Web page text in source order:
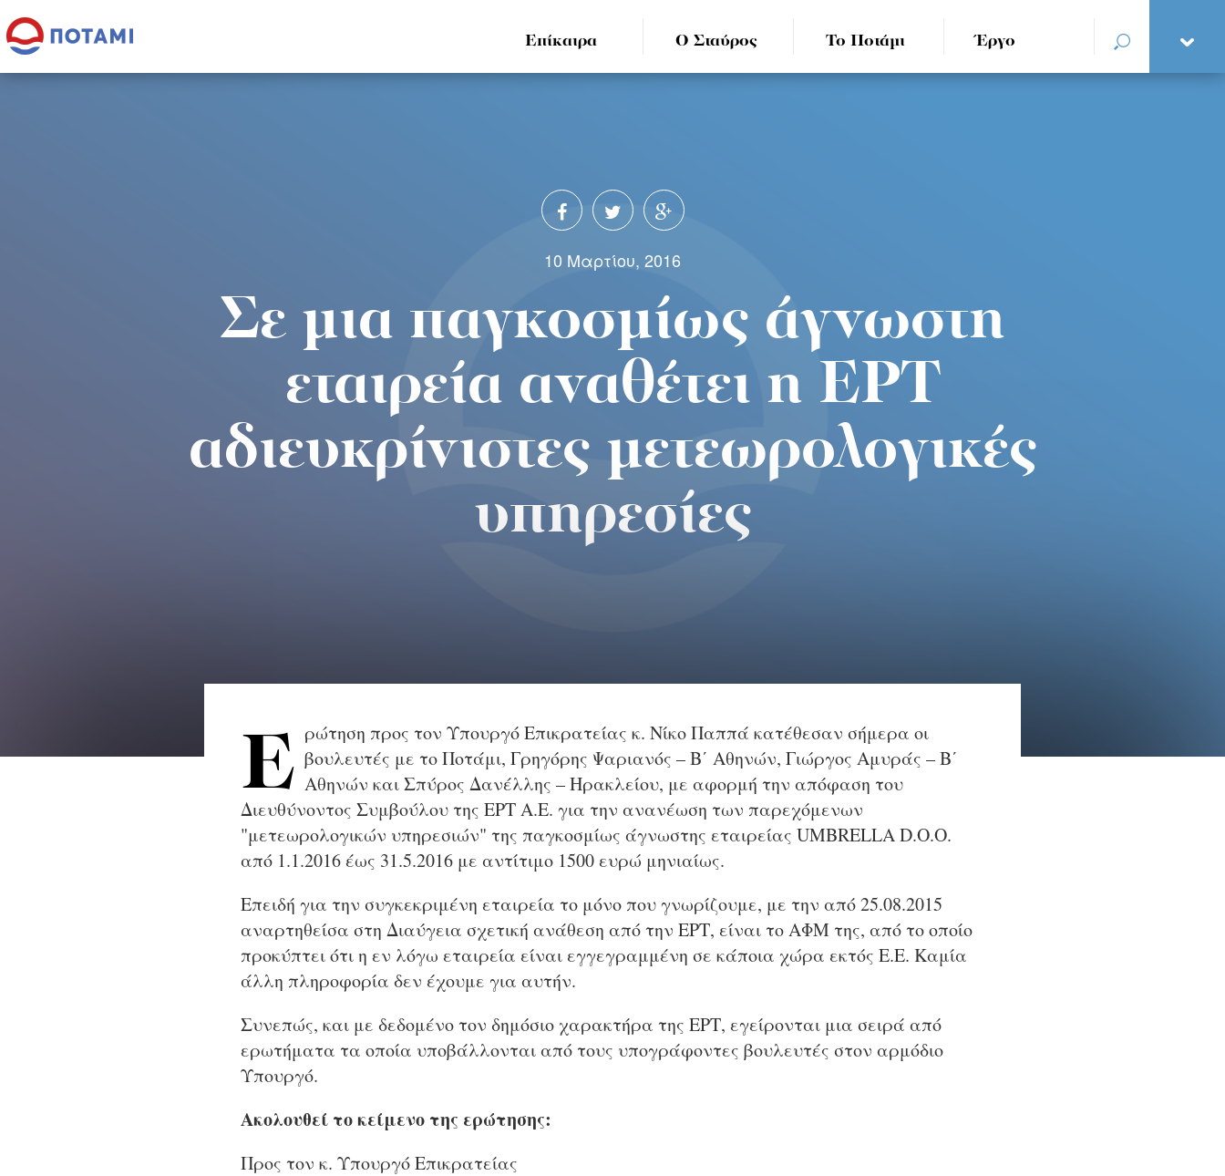
Επίκαιρα Ο Σταύρος Το Ποτάμι Έργο
10 Μαρτίου, 2016
Σε μια παγκοσμίως άγνωστη
εταιρεία αναθέτει η ΕΡΤ
αδιευκρίνιστες μετεωρολογικές
υπηρεσίες
Ε ρώτηση προς τον Υπουργό Επικρατείας κ. Νίκο Παππά κατέθεσαν σήμερα οι
βουλευτές με το Ποτάμι, Γρηγόρης Ψαριανός – Β΄ Αθηνών, Γιώργος Αμυράς – Β΄
Αθηνών και Σπύρος Δανέλλης – Ηρακλείου, με αφορμή την απόφαση του
Διευθύνοντος Συμβούλου της ΕΡΤ Α.Ε. για την ανανέωση των παρεχόμενων
"μετεωρολογικών υπηρεσιών" της παγκοσμίως άγνωστης εταιρείας UMBRELLA D.O.O.
από 1.1.2016 έως 31.5.2016 με αντίτιμο 1500 ευρώ μηνιαίως.
Επειδή για την συγκεκριμένη εταιρεία το μόνο που γνωρίζουμε, με την από 25.08.2015
αναρτηθείσα στη Διαύγεια σχετική ανάθεση από την ΕΡΤ, είναι το ΑΦΜ της, από το οποίο
προκύπτει ότι η εν λόγω εταιρεία είναι εγγεγραμμένη σε κάποια χώρα εκτός Ε.Ε. Καμία
άλλη πληροφορία δεν έχουμε για αυτήν.
Συνεπώς, και με δεδομένο τον δημόσιο χαρακτήρα της ΕΡΤ, εγείρονται μια σειρά από
ερωτήματα τα οποία υποβάλλονται από τους υπογράφοντες βουλευτές στον αρμόδιο
Υπουργό.
Ακολουθεί το κείμενο της ερώτησης:
Προς τον κ. Υπουργό Επικρατείας